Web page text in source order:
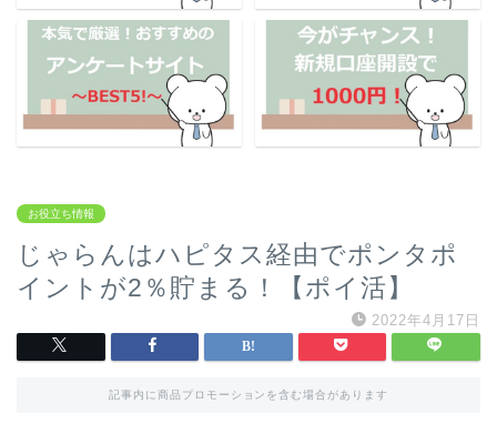
お役立ち情報
じゃらんはハピタス経由でポンタポ
イントが2％貯まる！【ポイ活】
2022年4月17日
記事内に商品プロモーションを含む場合があります